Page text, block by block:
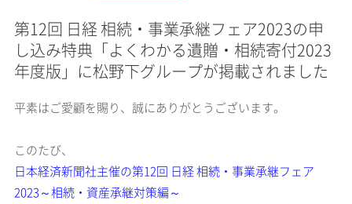
第12回 日経 相続・事業承継フェア2023の申
し込み特典「よくわかる遺贈・相続寄付2023
年度版」に松野下グループが掲載されました
平素はご愛顧を賜り、誠にありがとうございます。
このたび、
日本経済新聞社主催の第12回 日経 相続・事業承継フェア
2023～相続・資産承継対策編～